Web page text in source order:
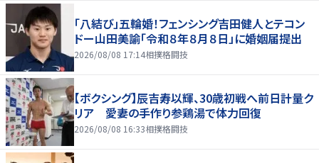
「八結び」五輪婚！フェンシング吉田健人とテコン
ドー山田美諭「令和８年８月８日」に婚姻届提出
2026/08/08 17:14相撲格闘技
【ボクシング】辰吉寿以輝、30歳初戦へ前日計量ク
リア 愛妻の手作り参鶏湯で体力回復
2026/08/08 16:33相撲格闘技